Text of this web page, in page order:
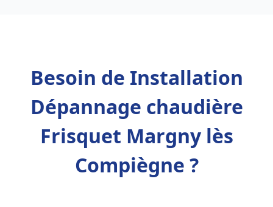
Besoin de Installation
Dépannage chaudière
Frisquet Margny lès
Compiègne ?